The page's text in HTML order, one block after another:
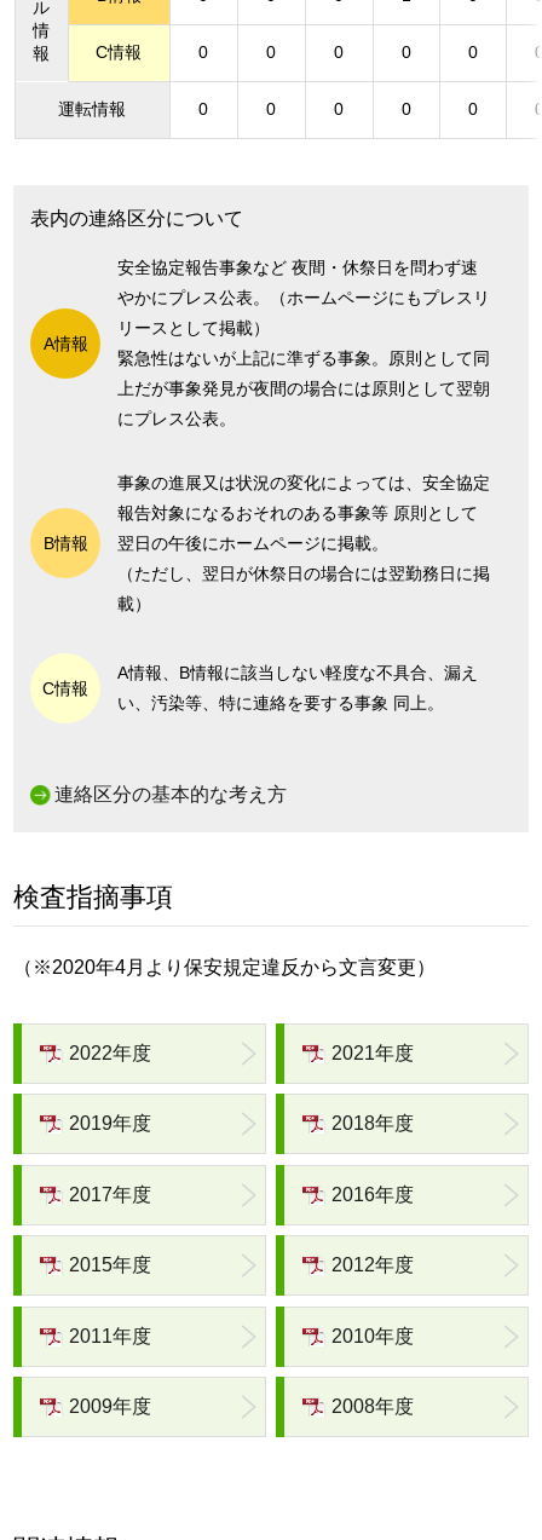
ル
情
報
C情報 0 0 0 0 0
運転情報 0 0 0 0 0
表内の連絡区分について
A情報
安全協定報告事象など 夜間・休祭日を問わず速
やかにプレス公表。（ホームページにもプレスリ
リースとして掲載）
緊急性はないが上記に準ずる事象。原則として同
上だが事象発見が夜間の場合には原則として翌朝
にプレス公表。
B情報
事象の進展又は状況の変化によっては、安全協定
報告対象になるおそれのある事象等 原則として
翌日の午後にホームページに掲載。
（ただし、翌日が休祭日の場合には翌勤務日に掲
載）
C情報
A情報、B情報に該当しない軽度な不具合、漏え
い、汚染等、特に連絡を要する事象 同上。
連絡区分の基本的な考え方
検査指摘事項
（※2020年4月より保安規定違反から文言変更）
2022年度 2021年度
2019年度 2018年度
2017年度 2016年度
2015年度 2012年度
2011年度 2010年度
2009年度 2008年度